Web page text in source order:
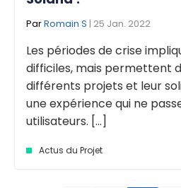
ParRomain S | 25 Jan. 2022
Les périodes de crise
difficiles, mais permettent
différents projets et leur
une expérience qui ne
utilisateurs. [...]
Actus du Projet